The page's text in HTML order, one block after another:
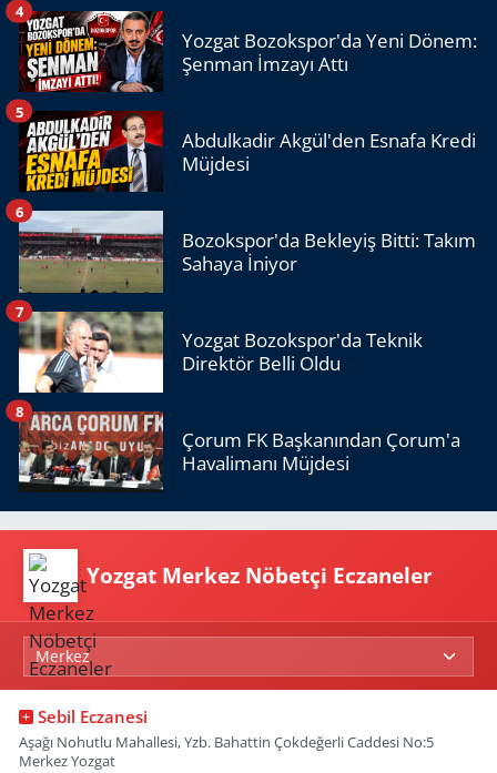
Yozgat Bozokspor'da Yeni Dönem:
Şenman İmzayı Attı
4
Abdulkadir Akgül'den Esnafa Kredi
Müjdesi
5
Bozokspor'da Bekleyiş Bitti: Takım
Sahaya İniyor
6
Yozgat Bozokspor'da Teknik
Direktör Belli Oldu
7
Çorum FK Başkanından Çorum'a
Havalimanı Müjdesi
8
Yozgat Merkez Nöbetçi Eczaneler
Sebil Eczanesi
Aşağı Nohutlu Mahallesi, Yzb. Bahattin Çokdeğerli Caddesi No:5
Merkez Yozgat